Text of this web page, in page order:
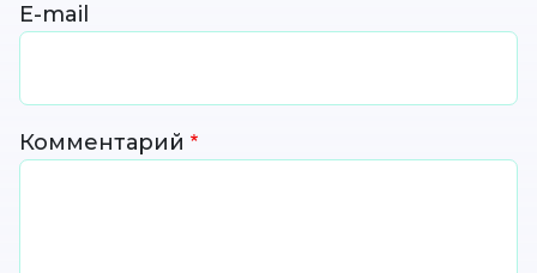
E-mail
Комментарий